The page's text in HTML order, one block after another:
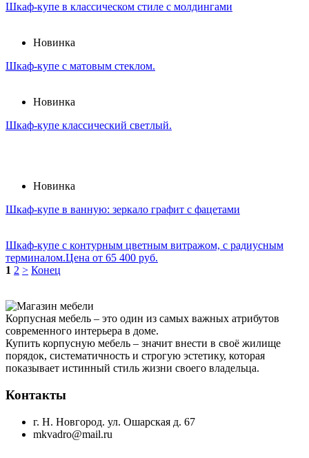
Шкаф-купе в классическом стиле с молдингами
Новинка
Шкаф-купе с матовым стеклом.
Новинка
Шкаф-купе классический светлый.
Новинка
Шкаф-купе в ванную: зеркало графит с фацетами
Шкаф-купе с контурным цветным витражом, с радиусным
терминалом.Цена от 65 400 руб.
1 2 > Конец
Корпусная мебель – это один из самых важных атрибутов
современного интерьера в доме.
Купить корпусную мебель – значит внести в своё жилище
порядок, систематичность и строгую эстетику, которая
показывает истинный стиль жизни своего владельца.
Контакты
г. Н. Новгород. ул. Ошарская д. 67
mkvadro@mail.ru